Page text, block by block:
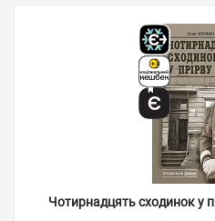
Чотирнадцять сходинок у